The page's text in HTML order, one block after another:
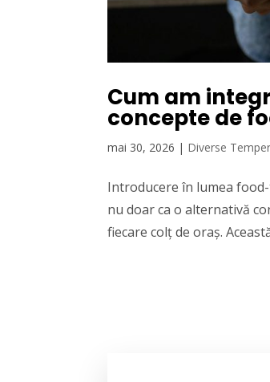
Cum am
concepte de
mai 30, 2026 | Diverse
Introducere în lumea
nu doar ca o alternativă
fiecare colț de oraș.